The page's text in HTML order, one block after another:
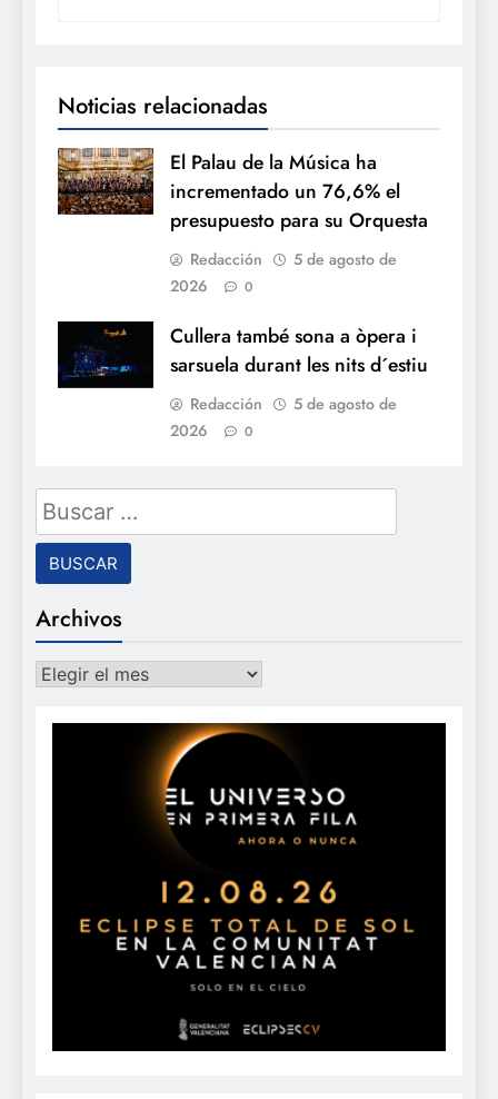
Noticias relacionadas
El Palau de la Música ha
incrementado un 76,6% el
presupuesto para su Orquesta
Redacción
5 de agosto de
2026
0
Cullera també sona a òpera i
sarsuela durant les nits d´estiu
Redacción
5 de agosto de
2026
0
Buscar:
Archivos
Archivos